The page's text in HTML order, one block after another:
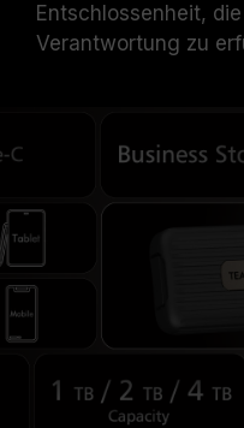
Entschlossenheit,
Verantwortung zu